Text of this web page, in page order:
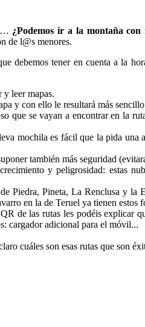
¿Podemos ir a la montaña
de l@s menores.
debemos tener en cuenta a la
y leer mapas.
y con ello le resultará más
que se vayan a encontrar en la
mochila es fácil que la pida una
también más seguridad
y peligrosidad: estas
Piedra, Pineta, La Renclusa y la
en la de Teruel ya tienen estos
de las rutas les podéis explicar
cargador adicional para el móvil...
cuáles son esas rutas que son